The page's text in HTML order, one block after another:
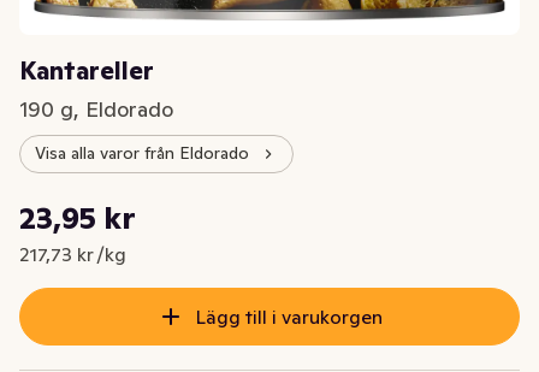
Kantareller
190 g, Eldorado
Visa alla varor från Eldorado
Nuvarande pris är: 23,95 kr
23,95 kr
217,73 kr /kg
Styckpris: 217,73 kr /kg
Lägg till i varukorgen